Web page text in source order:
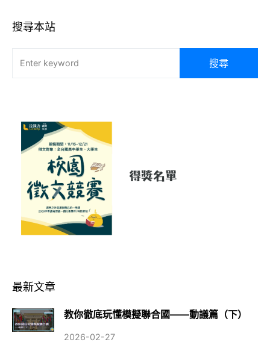
搜尋本站
搜尋
最新文章
教你徹底玩懂模擬聯合國——動議篇（下）
2026-02-27